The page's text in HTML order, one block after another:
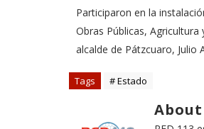
Participaron en la
Obras Públicas,
alcalde de Pátzcuaro, Julio
Tags # Estado
About